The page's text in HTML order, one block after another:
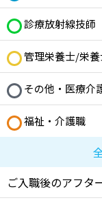
診療放射線技師
管理栄養士/栄養
その他・医療介
福祉・介護職
ご入職後のアフタ